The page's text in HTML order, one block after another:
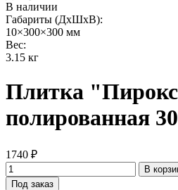
В наличии
Габариты (ДхШхВ):
10×300×300 мм
Вес:
3.15 кг
Плитка
полированная
1740 ₽
В
Под заказ